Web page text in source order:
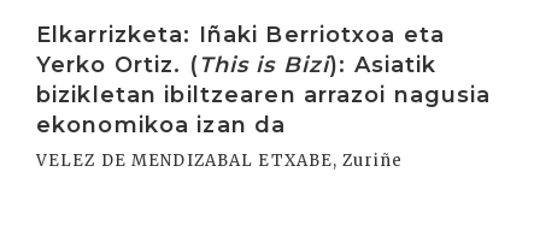
Elkarrizketa: Iñaki Berriotxoa eta
Yerko Ortiz. (This is Bizi): Asiatik
bizikletan ibiltzearen arrazoi nagusia
ekonomikoa izan da
VELEZ DE MENDIZABAL ETXABE, Zuriñe